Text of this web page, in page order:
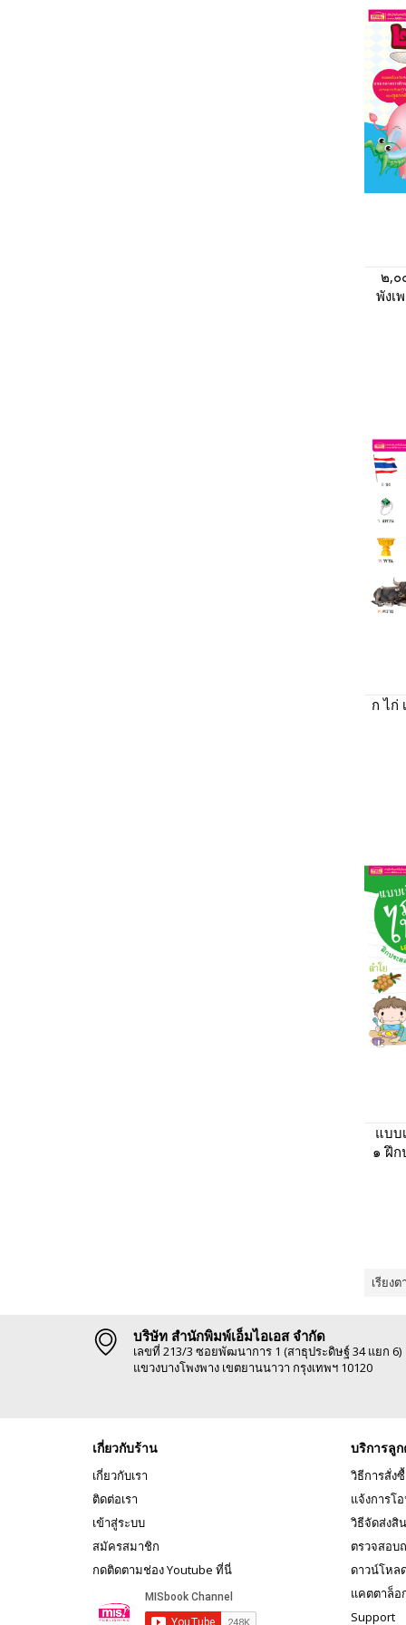
๒,๐
พังเ
ก ไก่
แบบ
๑ ฝึ
เรียง
บริษัท สำนักพิมพ์เอ็มไอเอส จำกัด
เลขที่ 213/3 ซอยพัฒนาการ 1 (สาธุประดิษฐ์ 34 แยก 6)
แขวงบางโพงพาง เขตยานนาวา กรุงเทพฯ 10120
เกี่ยวกับร้าน
เกี่ยวกับเรา
ติดต่อเรา
เข้าสู่ระบบ
สมัครสมาชิก
กดติดตามช่อง Youtube ที่นี่
บริการลู
วิธีการสั่ง
แจ้งการโ
วิธีจัดส่งสิ
ตรวจสอบ
ดาวน์โหล
แคตตาล็อ
Support